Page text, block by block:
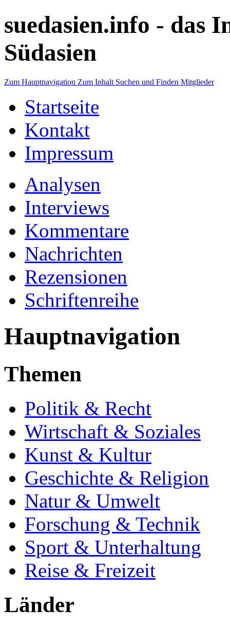
suedasien.info - das
Südasien
Zum Hauptnavigation Zum Inhalt Suchen und Finden Mitglieder
Startseite
Kontakt
Impressum
Analysen
Interviews
Kommentare
Nachrichten
Rezensionen
Schriftenreihe
Hauptnavigation
Themen
Politik & Recht
Wirtschaft & Soziales
Kunst & Kultur
Geschichte & Religion
Natur & Umwelt
Forschung & Technik
Sport & Unterhaltung
Reise & Freizeit
Länder